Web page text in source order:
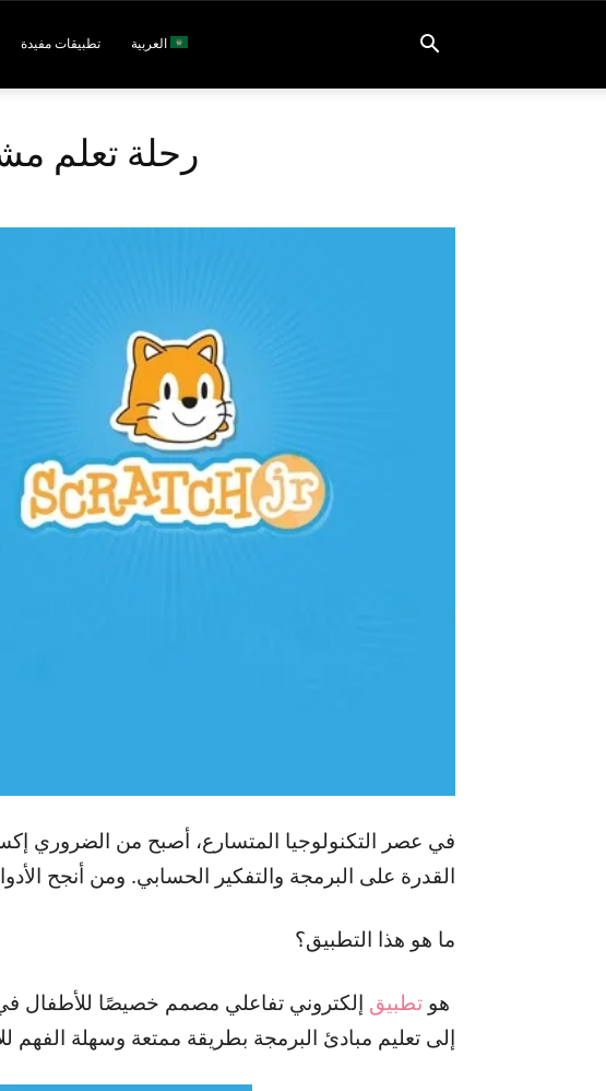
تطبيقات مفيدة العربية
رحلة تعلم
في عصر التكنولوجيا المتسارع، أصبح من الضروري
القدرة على البرمجة والتفكير الحسابي. ومن أنجح
ما هو هذا التطبيق؟
هو تطبيق إلكتروني تفاعلي مصمم خصيصًا للأطفال
إلى تعليم مبادئ البرمجة بطريقة ممتعة وسهلة الفهم